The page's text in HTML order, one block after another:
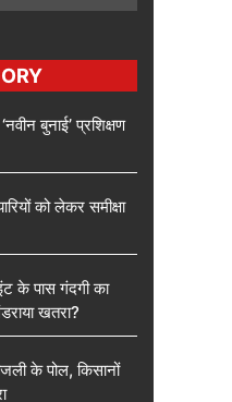
बुनाई’ प्रशिक्षण
को लेकर समीक्षा
के पास गंदगी का
खतरा?
के पोल, किसानों